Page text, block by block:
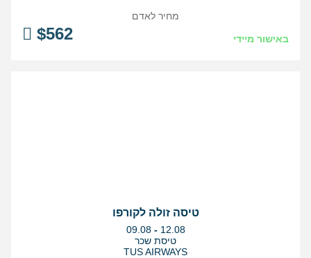
באישור מיידי $562
מחיר לאדם
טיסה זולה לקורפו
בין
התאריכים,
09.08 - 12.08
טיסת שכר
TUS AIRWAYS